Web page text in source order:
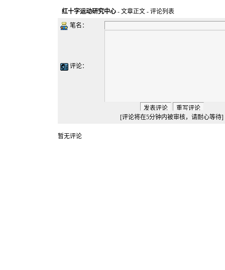
红十字运动研究中心 - 文章正文 - 评论列表
笔名：
评论：
[评论将在5分钟内被审核，请耐心等待]
暂无评论